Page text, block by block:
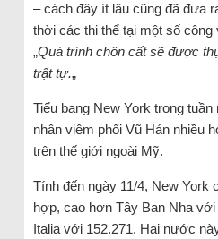
– cách đây ít lâu cũng đã đưa
thời các thi thể tại một số công
„Quá trình chôn cất sẽ được
trật tự.„
Tiểu bang New York trong
nhân viêm phổi Vũ Hán nhiều
trên thế giới ngoài Mỹ.
Tính đến ngày 11/4, New York
hợp, cao hơn Tây Ban Nha
Italia với 152.271. Hai nước